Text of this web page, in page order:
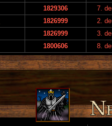
1829306
7.
1826999
2.
1826999
3.
1800606 8.